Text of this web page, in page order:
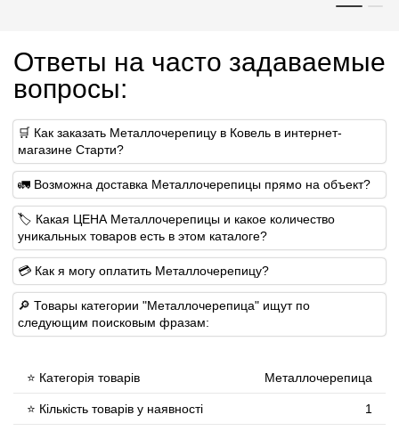
Ответы на часто задаваемые
вопросы:
🛒 Как заказать Металлочерепицу в Ковель в интернет-
магазине Старти?
🚛 Возможна доставка Металлочерепицы прямо на объект?
🏷 Какая ЦЕНА Металлочерепицы и какое количество
уникальных товаров есть в этом каталоге?
💳 Как я могу оплатить Металлочерепицу?
🔎 Товары категории "Металлочерепица" ищут по
следующим поисковым фразам:
⭐ Категорія товарів Металлочерепица
⭐ Кількість товарів у наявності 1